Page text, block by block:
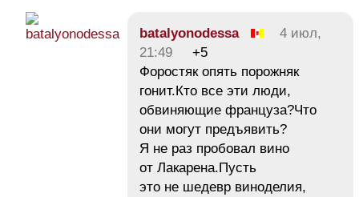
batalyonodessa
4 июл,
21:49
+5
Форостяк опять порожняк
гонит.Кто все эти люди,
обвиняющие француза?Что
они могут предъявить?
Я не раз пробовал вино
от Лакарена.Пусть
это не шедевр виноделия,